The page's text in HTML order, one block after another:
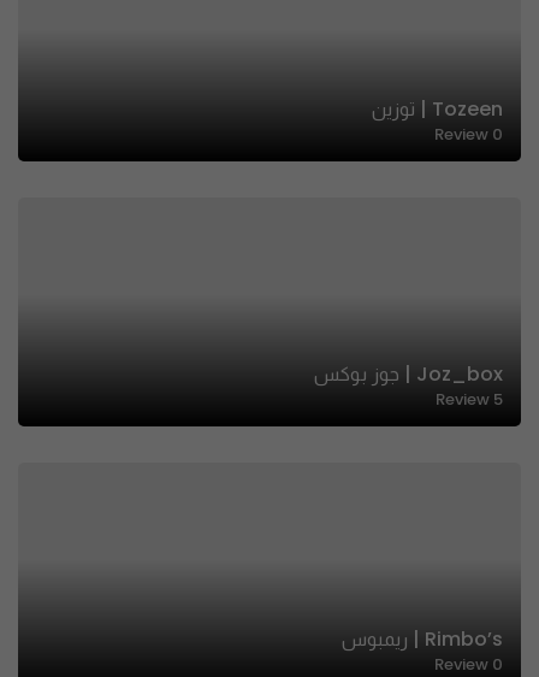
Tozeen | توزين
0
Review
Joz_box | جوز بوكس
5
Review
Rimbo’s | ريمبوس
0
Review